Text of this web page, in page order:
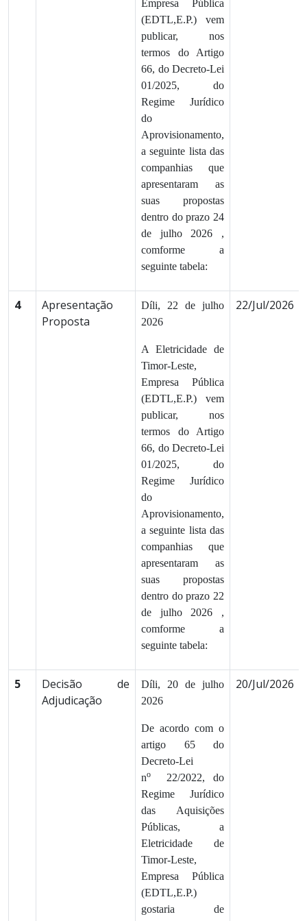
Empresa Pública
(EDTL,E.P.) vem
publicar, nos
termos do Artigo
66, do Decreto-Lei
01/2025, do
Regime Jurídico
do
Aprovisionamento,
a seguinte lista das
companhias que
apresentaram as
suas propostas
dentro do prazo 24
de julho 2026 ,
comforme a
seguinte tabela:
4
Apresentação
Proposta
Díli, 22 de julho
2026
A Eletricidade de
Timor-Leste,
Empresa Pública
(EDTL,E.P.) vem
publicar, nos
termos do Artigo
66, do Decreto-Lei
01/2025, do
Regime Jurídico
do
Aprovisionamento,
a seguinte lista das
companhias que
apresentaram as
suas propostas
dentro do prazo 22
de julho 2026 ,
comforme a
seguinte tabela:
22/Jul/2026
5
Decisão de
Adjudicação
Díli, 20 de julho
2026
De acordo com o
artigo 65 do
Decreto-Lei
no
22/2022, do
Regime Jurídico
das Aquisições
Públicas, a
Eletricidade de
Timor-Leste,
Empresa Pública
(EDTL,E.P.)
gostaria de
20/Jul/2026